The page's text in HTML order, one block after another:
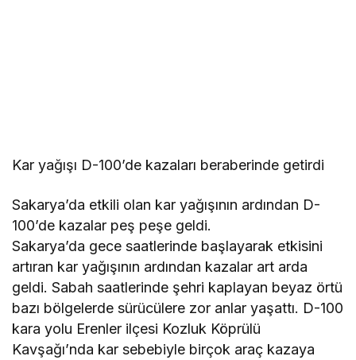
Kar yağışı D-100’de kazaları beraberinde getirdi
Sakarya’da etkili olan kar yağışının ardından D-
100’de kazalar peş peşe geldi.
Sakarya’da gece saatlerinde başlayarak etkisini
artıran kar yağışının ardından kazalar art arda
geldi. Sabah saatlerinde şehri kaplayan beyaz örtü
bazı bölgelerde sürücülere zor anlar yaşattı. D-100
kara yolu Erenler ilçesi Kozluk Köprülü
Kavşağı’nda kar sebebiyle birçok araç kazaya